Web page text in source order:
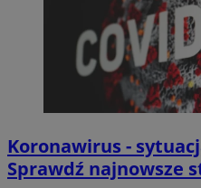
Koronawirus -
Sprawdź najnowsze